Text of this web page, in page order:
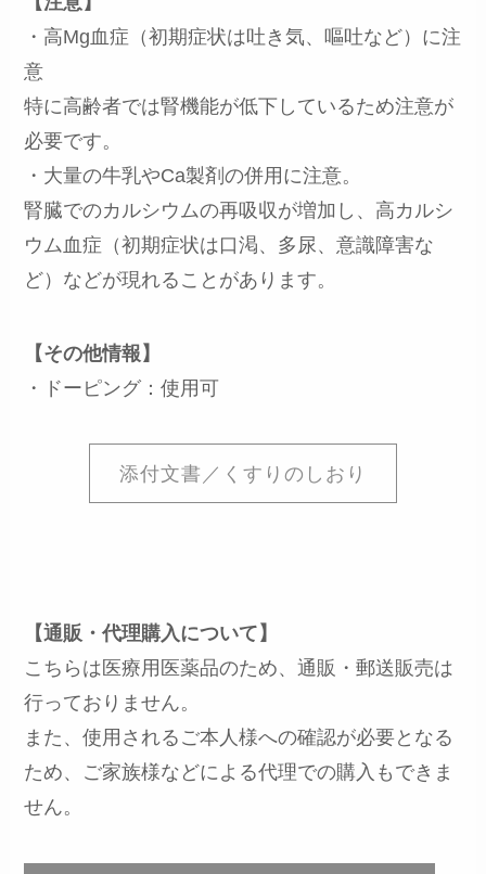
・高Mg血症（初期症状は吐き気、嘔吐など）に注
意
特に高齢者では腎機能が低下しているため注意が
必要です。
・大量の牛乳やCa製剤の併用に注意。
腎臓でのカルシウムの再吸収が増加し、高カルシ
ウム血症（初期症状は口渇、多尿、意識障害な
ど）などが現れることがあります。
【その他情報】
・ドーピング：使用可
添付文書／くすりのしおり
【通販・代理購入について】
こちらは医療用医薬品のため、通販・郵送販売は
行っておりません。
また、使用されるご本人様への確認が必要となる
ため、ご家族様などによる代理での購入もできま
せん。